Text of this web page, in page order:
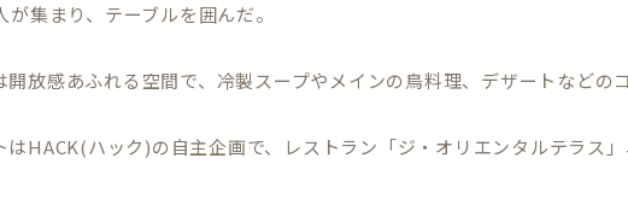
が集まり、テーブルを囲んだ。
開放感あふれる空間で、冷製スープやメインの鳥料理、デザートなどの
はHACK(ハック)の自主企画で、レストラン「ジ・オリエンタルテラス